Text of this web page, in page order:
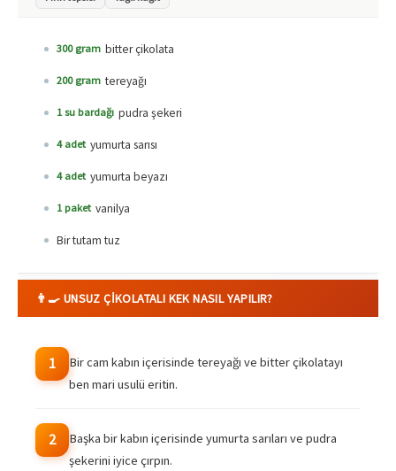
300 gram bitter çikolata
200 gram tereyağı
1 su bardağı pudra şekeri
4 adet yumurta sarısı
4 adet yumurta beyazı
1 paket vanilya
Bir tutam tuz
👨‍🍳 UNSUZ ÇIKOLATALI KEK NASIL YAPILIR?
1
Bir cam kabın içerisinde tereyağı ve bitter çikolatayı
ben mari usulü eritin.
2
Başka bir kabın içerisinde yumurta sarıları ve pudra
şekerini iyice çırpın.